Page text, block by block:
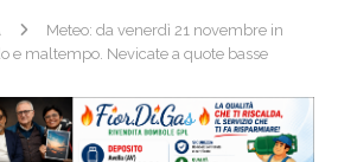
Meteo: da venerdì 21 novembre in
e maltempo. Nevicate a quote basse